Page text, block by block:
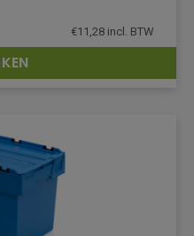
DETAILS
€11,28 incl. BTW